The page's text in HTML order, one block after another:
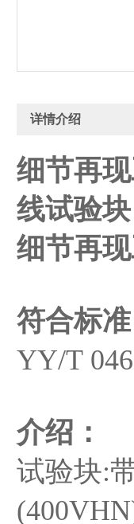
详情介绍
细节再
线试验
细节再
符合标
YY/T
介绍：
试验块: